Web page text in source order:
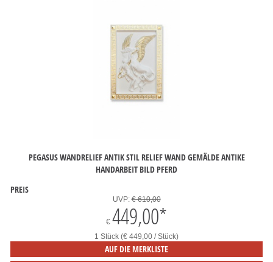
PEGASUS WANDRELIEF ANTIK STIL RELIEF WAND GEMÄLDE ANTIKE
HANDARBEIT BILD PFERD
PREIS
UVP:€ 610,00
€ 449,00*
1 Stück (€ 449,00 / Stück)
AUF DIE MERKLISTE